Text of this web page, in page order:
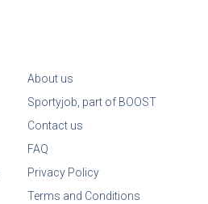
About us
Sportyjob, part of BOOST
Contact us
FAQ
Privacy Policy
Terms and Conditions